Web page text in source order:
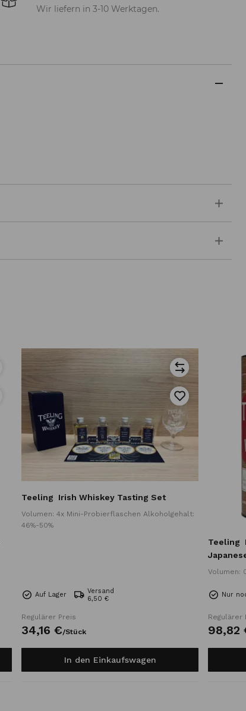
Wir liefern in 3-10 Werktagen.
Teeling Irish Whiskey Tasting Set
Volumen: 4x Mini-Probierflaschen Alkoholgehalt:
46%-50%
Auf Lager
Versand
6,50 €
Regulärer Preis
34,16 €/Stück
In den Einkaufswagen
Teeling
Volumen:
Nur
Regulärer
98,82